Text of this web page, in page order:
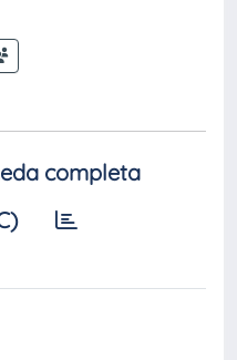
completa